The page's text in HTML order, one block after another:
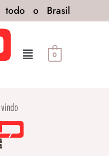
todo o Brasil
0